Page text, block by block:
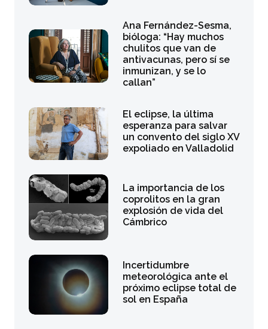
Ana Fernández-Sesma,
bióloga: “Hay muchos
chulitos que van de
antivacunas, pero sí se
inmunizan, y se lo
callan”
El eclipse, la última
esperanza para salvar
un convento del siglo XV
expoliado en Valladolid
La importancia de los
coprolitos en la gran
explosión de vida del
Cámbrico
Incertidumbre
meteorológica ante el
próximo eclipse total de
sol en España